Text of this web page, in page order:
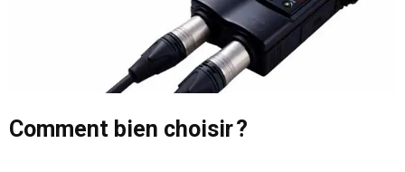
Comment bien choisir ?